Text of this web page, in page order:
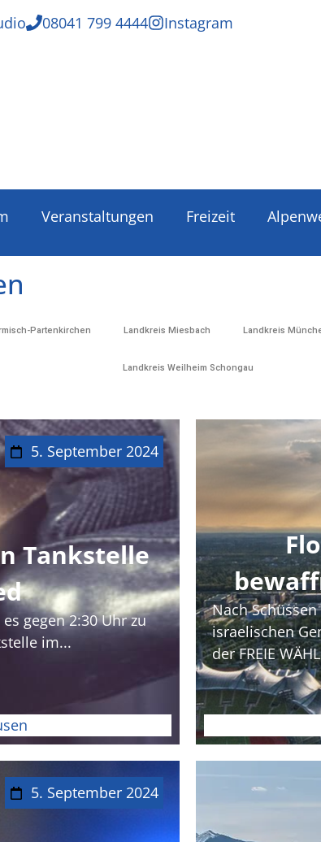
08041 799 4444 Instagram
Veranstaltungen Freizeit
Partenkirchen Landkreis Miesbach Landkreis
Landkreis Weilheim Schongau
5. September 2024
Tankstelle
gegen 2:30 Uhr zu
im...
Nach
israelischen
der FREIE
5. September 2024